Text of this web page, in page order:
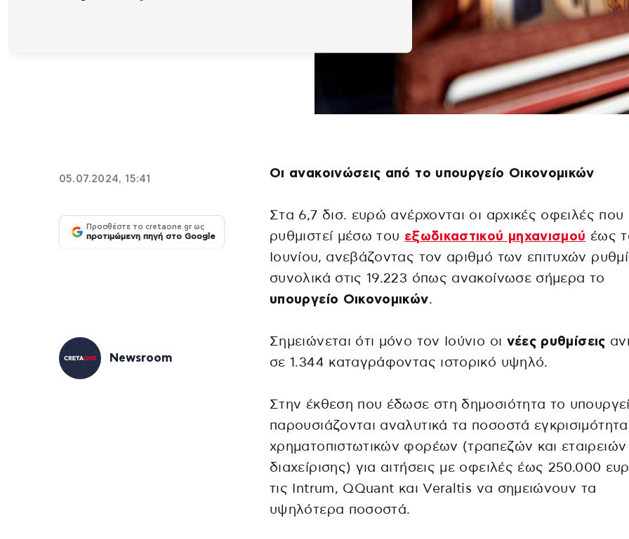
05.07.2024, 15:41
Προσθέστε το cretaone.gr ως
προτιμώμενη πηγή στο Google
Newsroom
Οι ανακοινώσεις από το υπουργείο Οικονομικών
Στα 6,7 δισ. ευρώ ανέρχονται οι αρχικές οφειλές που
ρυθμιστεί μέσω του εξωδικαστικού μηχανισμού έως
Ιουνίου, ανεβάζοντας τον αριθμό των επιτυχών
συνολικά στις 19.223 όπως ανακοίνωσε σήμερα το
υπουργείο Οικονομικών.
Σημειώνεται ότι μόνο τον Ιούνιο οι νέες ρυθμίσεις
σε 1.344 καταγράφοντας ιστορικό υψηλό.
Στην έκθεση που έδωσε στη δημοσιότητα το
παρουσιάζονται αναλυτικά τα ποσοστά
χρηματοπιστωτικών φορέων (τραπεζών και εταιρειών
διαχείρισης) για αιτήσεις με οφειλές έως 250.000
τις Intrum, QQuant και Veraltis να σημειώνουν τα
υψηλότερα ποσοστά.